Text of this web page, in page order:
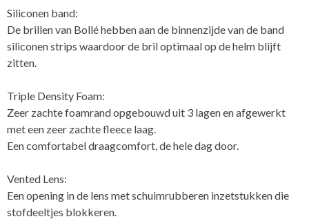
Siliconen band:
De brillen van Bollé hebben aan de binnenzijde van de band
siliconen strips waardoor de bril optimaal op de helm blijft
zitten.
Triple Density Foam:
Zeer zachte foamrand opgebouwd uit 3 lagen en afgewerkt
met een zeer zachte fleece laag.
Een comfortabel draagcomfort, de hele dag door.
Vented Lens:
Een opening in de lens met schuimrubberen inzetstukken die
stofdeeltjes blokkeren.